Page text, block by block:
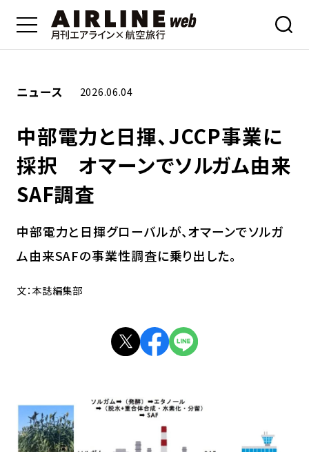
ニュース 2026.06.04
中部電力と日揮、JCCP事業に
採択 オマーンでソルガム由来
SAF調査
中部電力と日揮グローバルが、オマーンでソルガ
ム由来SAFの事業性調査に乗り出した。
文：本誌編集部